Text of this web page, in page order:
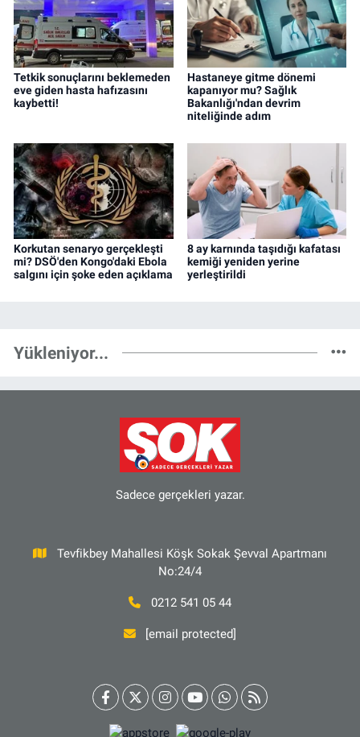
Tetkik sonuçlarını beklemeden
eve giden hasta hafızasını
kaybetti!
Hastaneye gitme dönemi
kapanıyor mu? Sağlık
Bakanlığı'ndan devrim
niteliğinde adım
Korkutan senaryo gerçekleşti
mi? DSÖ'den Kongo'daki Ebola
salgını için şoke eden açıklama
8 ay karnında taşıdığı kafatası
kemiği yeniden yerine
yerleştirildi
Yükleniyor...
Sadece gerçekleri yazar.
Tevfikbey Mahallesi Köşk Sokak Şevval Apartmanı
No:24/4
0212 541 05 44
[email protected]